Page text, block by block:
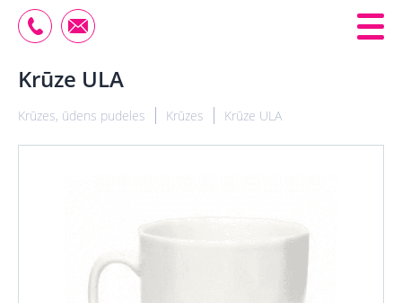
Krūze ULA
Krūzes, ūdens pudeles Krūzes Krūze ULA